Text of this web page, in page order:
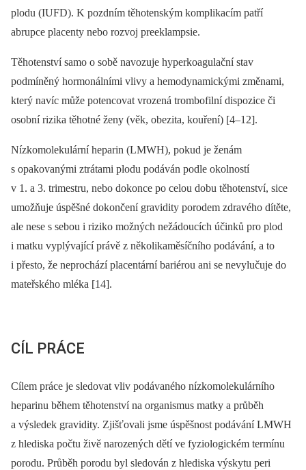
plodu (IUFD). K pozdním těhotenským komplikacím patří
abrupce placenty nebo rozvoj preeklampsie.
Těhotenství samo o sobě navozuje hyperkoagulační stav
podmíněný hormonálními vlivy a hemodynamickými změnami,
který navíc může potencovat vrozená trombofilní dispozice či
osobní rizika těhotné ženy (věk, obezita, kouření) [4–12].
Nízkomolekulární heparin (LMWH), pokud je ženám
s opakovanými ztrátami plodu podáván podle okolností
v 1. a 3. trimestru, nebo dokonce po celou dobu těhotenství, sice
umožňuje úspěšné dokončení gravidity porodem zdravého dítěte,
ale nese s sebou i riziko možných nežádoucích účinků pro plod
i matku vyplývající právě z několikaměsíčního podávání, a to
i přesto, že neprochází placentární bariérou ani se nevylučuje do
mateřského mléka [14].
CÍL PRÁCE
Cílem práce je sledovat vliv podávaného nízkomolekulárního
heparinu během těhotenství na organismus matky a průběh
a výsledek gravidity. Zjišťovali jsme úspěšnost podávání LMWH
z hlediska počtu živě narozených dětí ve fyziologickém termínu
porodu. Průběh porodu byl sledován z hlediska výskytu peri